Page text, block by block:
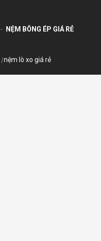
-
NỆM BÔNG ÉP GIÁ RẺ
|nệm lò xo giá rẻ